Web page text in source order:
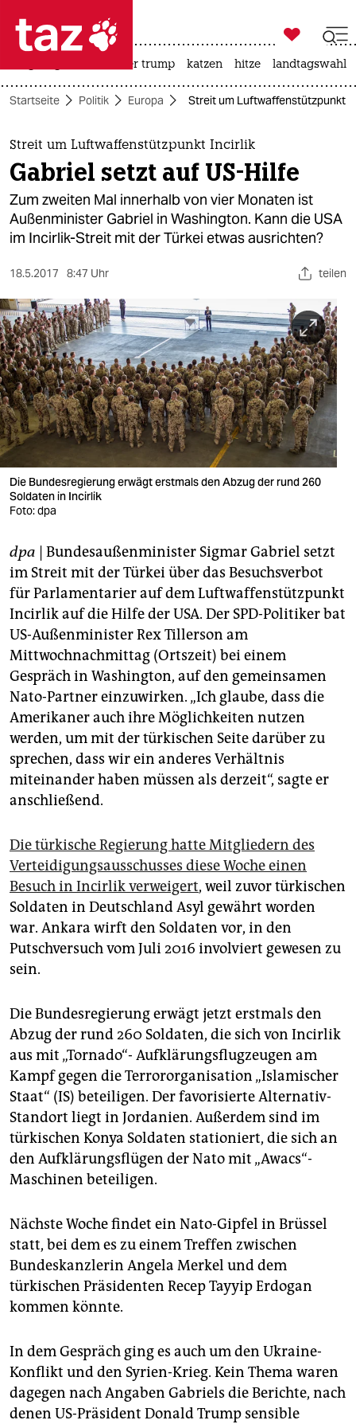
 taz zahl ich
taz zahl ich
themen
politik
öko
sport
berlin
nord
wahrheit
verlag
verlag
shop
fragen & hilfe
unterstützen
abo
genossenschaft
epaper login

taz zahl ich
usa unter trump katzen hitze landtagswahl
Startseite Politik Europa Streit um Luftwaffenstützpunkt
Streit um Luftwaffenstützpunkt Incirlik
Gabriel setzt auf US-Hilfe
Zum zweiten Mal innerhalb von vier Monaten ist
Außenminister Gabriel in Washington. Kann die USA
im Incirlik-Streit mit der Türkei etwas ausrichten?
18.5.2017 8:47 Uhr teilen
Die Bundesregierung erwägt erstmals den Abzug der rund 260
Soldaten in Incirlik
Foto: dpa
dpa | Bundesaußenminister Sigmar Gabriel setzt
im Streit mit der Türkei über das Besuchsverbot
für Parlamentarier auf dem Luftwaffenstützpunkt
Incirlik auf die Hilfe der USA. Der SPD-Politiker bat
US-Außenminister Rex Tillerson am
Mittwochnachmittag (Ortszeit) bei einem
Gespräch in Washington, auf den gemeinsamen
Nato-Partner einzuwirken. „Ich glaube, dass die
Amerikaner auch ihre Möglichkeiten nutzen
werden, um mit der türkischen Seite darüber zu
sprechen, dass wir ein anderes Verhältnis
miteinander haben müssen als derzeit“, sagte er
anschließend.
Die türkische Regierung hatte Mitgliedern des
Verteidigungsausschusses diese Woche einen
Besuch in Incirlik verweigert, weil zuvor türkischen
Soldaten in Deutschland Asyl gewährt worden
war. Ankara wirft den Soldaten vor, in den
Putschversuch vom Juli 2016 involviert gewesen zu
sein.
Die Bundesregierung erwägt jetzt erstmals den
Abzug der rund 260 Soldaten, die sich von Incirlik
aus mit „Tornado“- Aufklärungsflugzeugen am
Kampf gegen die Terrororganisation „Islamischer
Staat“ (IS) beteiligen. Der favorisierte Alternativ-
Standort liegt in Jordanien. Außerdem sind im
türkischen Konya Soldaten stationiert, die sich an
den Aufklärungsflügen der Nato mit „Awacs“-
Maschinen beteiligen.
Nächste Woche findet ein Nato-Gipfel in Brüssel
statt, bei dem es zu einem Treffen zwischen
Bundeskanzlerin Angela Merkel und dem
türkischen Präsidenten Recep Tayyip Erdogan
kommen könnte.
In dem Gespräch ging es auch um den Ukraine-
Konflikt und den Syrien-Krieg. Kein Thema waren
dagegen nach Angaben Gabriels die Berichte, nach
denen US-Präsident Donald Trump sensible